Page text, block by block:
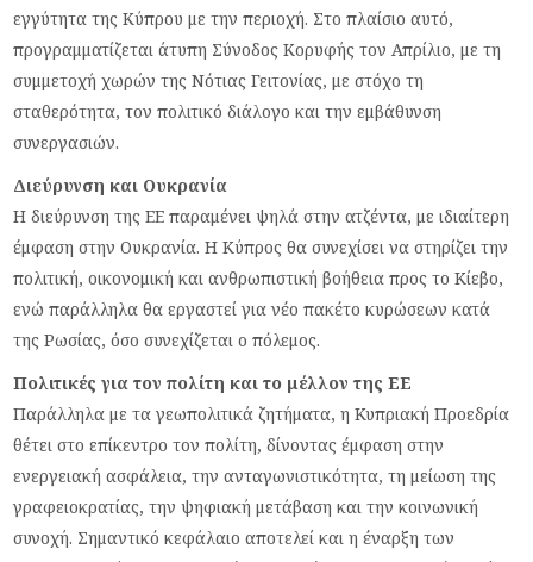
εγγύτητα της Κύπρου με την περιοχή. Στο πλαίσιο αυτό,
προγραμματίζεται άτυπη Σύνοδος Κορυφής τον Απρίλιο, με τη
συμμετοχή χωρών της Νότιας Γειτονίας, με στόχο τη
σταθερότητα, τον πολιτικό διάλογο και την εμβάθυνση
συνεργασιών.
Διεύρυνση και Ουκρανία
Η διεύρυνση της ΕΕ παραμένει ψηλά στην ατζέντα, με ιδιαίτερη
έμφαση στην Ουκρανία. Η Κύπρος θα συνεχίσει να στηρίζει την
πολιτική, οικονομική και ανθρωπιστική βοήθεια προς το Κίεβο,
ενώ παράλληλα θα εργαστεί για νέο πακέτο κυρώσεων κατά
της Ρωσίας, όσο συνεχίζεται ο πόλεμος.
Πολιτικές για τον πολίτη και το μέλλον της ΕΕ
Παράλληλα με τα γεωπολιτικά ζητήματα, η Κυπριακή Προεδρία
θέτει στο επίκεντρο τον πολίτη, δίνοντας έμφαση στην
ενεργειακή ασφάλεια, την ανταγωνιστικότητα, τη μείωση της
γραφειοκρατίας, την ψηφιακή μετάβαση και την κοινωνική
συνοχή. Σημαντικό κεφάλαιο αποτελεί και η έναρξη των